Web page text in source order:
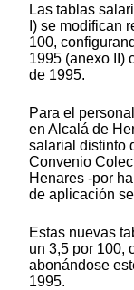
Las tablas
I) se modifican
100,
1995 (anexo II)
de 1995.
Para el
en Alcalá de
salarial distinto
Convenio
Henares -por
de aplicación
Estas nuevas
un 3,5 por 100,
abonándose
1995.